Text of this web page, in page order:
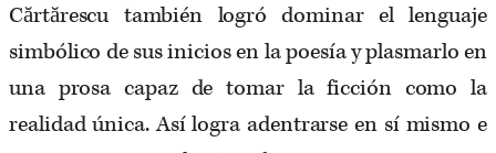
Cărtărescu también logró dominar el lenguaje
simbólico de sus inicios en la poesía y plasmarlo en
una prosa capaz de tomar la ficción como la
realidad única. Así logra adentrarse en sí mismo e